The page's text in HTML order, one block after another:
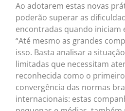
Ao adotarem estas novas
poderão superar as
encontradas quando iniciam
“Até mesmo as grandes
isso. Basta analisar a
limitadas que necessitam
reconhecida como o
convergência das normas
internacionais: estas